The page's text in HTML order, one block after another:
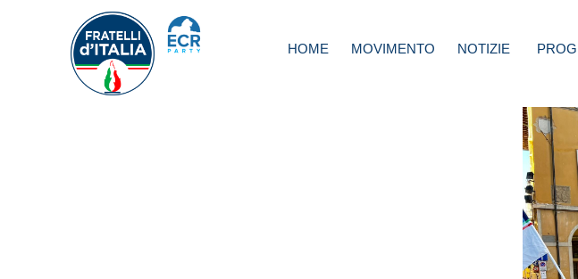
HOME MOVIMENTO NOTIZIE